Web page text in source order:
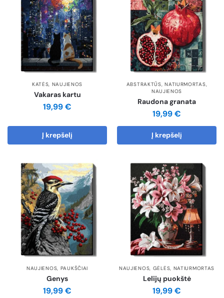
KATĖS, NAUJIENOS
Vakaras kartu
19,99€
Į krepšelį
ABSTRAKTŪS,NATIURMORTAS,
NAUJIENOS
Raudona granata
19,99€
Į krepšelį
NAUJIENOS, PAUKŠČIAI
Genys
19,99€
NAUJIENOS, GĖLĖS, NATIURMORTAS
Lelijų puokštė
19,99€